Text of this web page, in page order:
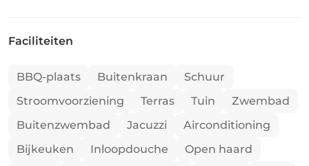
Faciliteiten
BBQ-plaats Buitenkraan
Schuur
Stroomvoorziening
Terras Tuin
Zwembad
Buitenzwembad
Jacuzzi
Airconditioning
Bijkeuken
Inloopdouche
Open haard